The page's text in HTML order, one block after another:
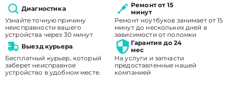
Диагностика
Узнайте точную причину
неисправности вашего
устройства через 30 минут
Ремонт от 15
минут
Ремонт ноутбуков занимает от 15
минут до нескольких дней в
зависимости от поломки
Выезд курьера
Бесплатный курьер, который
заберет неисправное
устройство в удобном месте.
Гарантия до 24
мес
На услуги и запчасти
предоставленные нашей
компанией